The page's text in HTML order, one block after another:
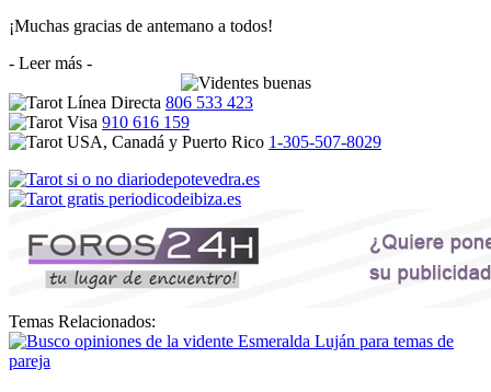
¡Muchas gracias de antemano a todos!
- Leer más -
806 533 423
910 616 159
1-305-507-8029
Temas Relacionados: